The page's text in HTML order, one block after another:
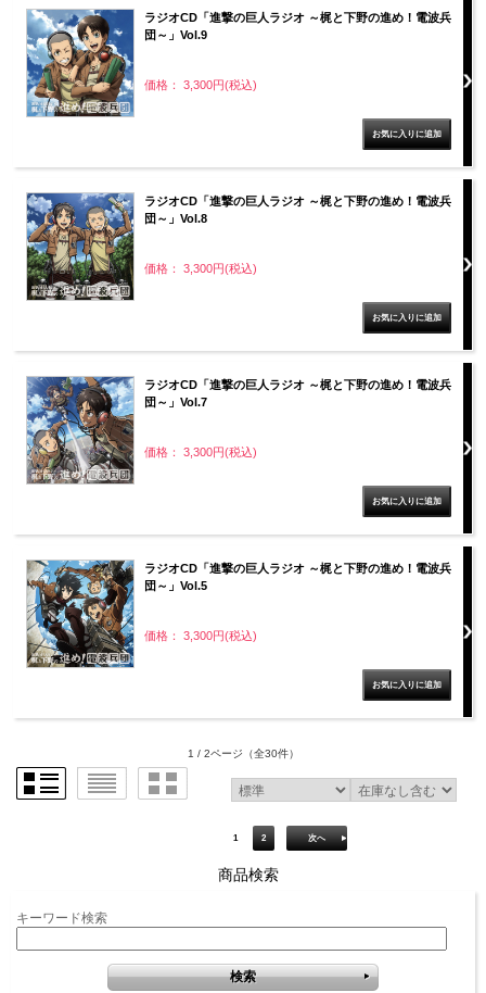
ラジオCD「進撃の巨人ラジオ ～梶と下野の進め！電波兵
団～」Vol.9
価格： 3,300円(税込)
ラジオCD「進撃の巨人ラジオ ～梶と下野の進め！電波兵
団～」Vol.8
価格： 3,300円(税込)
ラジオCD「進撃の巨人ラジオ ～梶と下野の進め！電波兵
団～」Vol.7
価格： 3,300円(税込)
ラジオCD「進撃の巨人ラジオ ～梶と下野の進め！電波兵
団～」Vol.5
価格： 3,300円(税込)
1 / 2ページ （全30件）
1 2 次へ
商品検索
キーワード検索